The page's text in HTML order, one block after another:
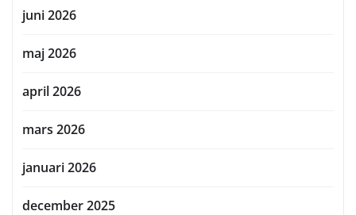
juni 2026
maj 2026
april 2026
mars 2026
januari 2026
december 2025